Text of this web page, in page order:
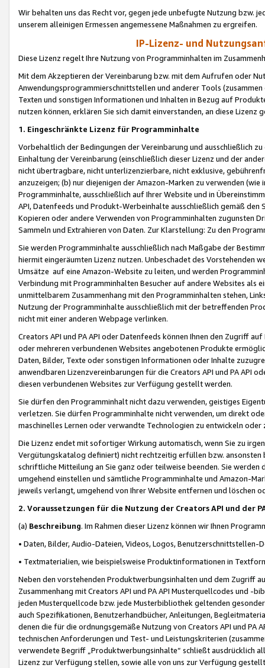
Wir behalten uns das Recht vor, gegen jede unbefugte Nutzung bzw.
unserem alleinigen Ermessen angemessene Maßnahmen zu ergreifen.
IP-Lizenz- und
Diese Lizenz regelt Ihre Nutzung von Programminhalten im
Mit dem Akzeptieren der Vereinbarung bzw. mit dem Aufrufen oder
Anwendungsprogrammierschnittstellen und anderer Tools (zusammen
Texten und sonstigen Informationen und Inhalten in Bezug auf
nutzen können, erklären Sie sich damit einverstanden, an diese Lizenz
1. Eingeschränkte Lizenz für Programminhalte
Vorbehaltlich der Bedingungen der Vereinbarung und ausschließlich
Einhaltung der Vereinbarung (einschließlich dieser Lizenz und der
nicht übertragbare, nicht unterlizenzierbare, nicht exklusive,
anzuzeigen; (b) nur diejenigen der Amazon-Marken zu verwenden
Programminhalte, ausschließlich auf Ihrer Website und in
API, Datenfeeds und Produkt-Werbeinhalte ausschließlich gemäß
Kopieren oder andere Verwenden von Programminhalten zugunsten
Sammeln und Extrahieren von Daten. Zur Klarstellung: Zu den
Sie werden Programminhalte ausschließlich nach Maßgabe der
hiermit eingeräumten Lizenz nutzen. Unbeschadet des Vorstehenden
Umsätze auf eine Amazon-Website zu leiten, und werden
Verbindung mit Programminhalten Besucher auf andere Websites als
unmittelbarem Zusammenhang mit den Programminhalten stehen,
Nutzung der Programminhalte ausschließlich mit der betreffenden
nicht mit einer anderen Webpage verlinken.
Creators API und PA API oder Datenfeeds können Ihnen den Zugriff
oder mehreren verbundenen Websites angebotenen Produkte
Daten, Bilder, Texte oder sonstigen Informationen oder Inhalte
anwendbaren Lizenzvereinbarungen für die Creators API und PA API
diesen verbundenen Websites zur Verfügung gestellt werden.
Sie dürfen den Programminhalt nicht dazu verwenden, geistiges
verletzen. Sie dürfen Programminhalte nicht verwenden, um direkt
maschinelles Lernen oder verwandte Technologien zu entwickeln
Die Lizenz endet mit sofortiger Wirkung automatisch, wenn Sie zu
Vergütungskatalog definiert) nicht rechtzeitig erfüllen bzw. ansonsten
schriftliche Mitteilung an Sie ganz oder teilweise beenden. Sie werden
umgehend einstellen und sämtliche Programminhalte und Amazon-
jeweils verlangt, umgehend von Ihrer Website entfernen und löschen
2. Voraussetzungen für die Nutzung der Creators API und der
(a) Beschreibung. Im Rahmen dieser Lizenz können wir Ihnen
• Daten, Bilder, Audio-Dateien, Videos, Logos, Benutzerschnittstellen-
• Textmaterialien, wie beispielsweise Produktinformationen in
Neben den vorstehenden Produktwerbungsinhalten und dem Zugriff
Zusammenhang mit Creators API und PA API Musterquellcodes und
jeden Musterquellcode bzw. jede Musterbibliothek geltenden
auch Spezifikationen, Benutzerhandbücher, Anleitungen,
denen die für die ordnungsgemäße Nutzung von Creators API und PA
technischen Anforderungen und Test- und Leistungskriterien
verwendete Begriff „Produktwerbungsinhalte“ schließt ausdrücklich
Lizenz zur Verfügung stellen, sowie alle von uns zur Verfügung